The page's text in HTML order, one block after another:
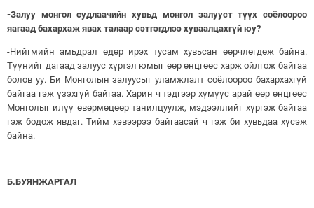
-Залуу монгол судлаачийн хувьд монгол залууст түүх соёлоороо
яагаад бахархаж явах талаар сэтгэгдлээ хуваалцахгүй юу?
-Нийгмийн амьдрал өдөр ирэх тусам хувьсан өөрчлөгдөж байна.
Түүнийг дагаад залуус хүртэл юмыг өөр өнцгөөс харж ойлгож байгаа
болов уу. Би Монголын залуусыг уламжлалт соёлоороо бахархахгүй
байгаа гэж үзэхгүй байгаа. Харин ч тэдгээр хүмүүс арай өөр өнцгөөс
Монголыг илүү өвөрмөцөөр танилцуулж, мэдээллийг хүргэж байгаа
гэж бодож явдаг. Тийм хэвээрээ байгаасай ч гэж би хувьдаа хүсэж
байна.
Б.БУЯНЖАРГАЛ